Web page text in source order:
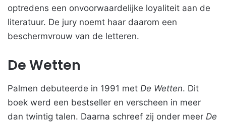
optredens een onvoorwaardelijke loyaliteit aan de
literatuur. De jury noemt haar daarom een
beschermvrouw van de letteren.
De Wetten
Palmen debuteerde in 1991 met De Wetten. Dit
boek werd een bestseller en verscheen in meer
dan twintig talen. Daarna schreef zij onder meer De